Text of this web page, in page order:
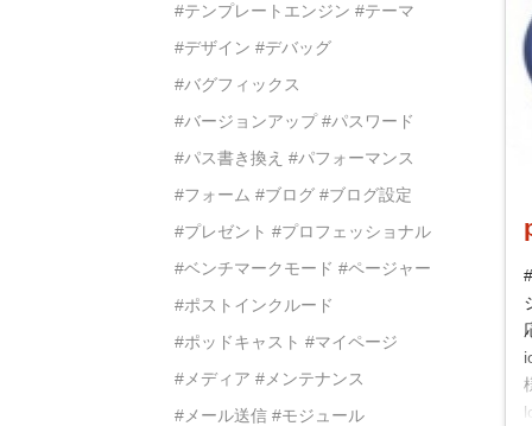
#テンプレートエンジン #テーマ
#デザイン #デバッグ
#バグフィックス
#バージョンアップ #パスワード
#パス書き換え #パフォーマンス
#フォーム #ブログ #ブログ設定
#プレゼント #プロフェッショナル
#ベンチマークモード #ページャー
#ポストインクルード
#ポッドキャスト #マイページ
#メディア #メンテナンス
#メール送信 #モジュール